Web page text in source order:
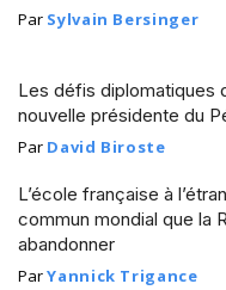
Par Sylvain Bersinger
Les défis diplomatiques
nouvelle présidente du
Par David Biroste
L’école française à
commun mondial que la
abandonner
ParYannick Trigance